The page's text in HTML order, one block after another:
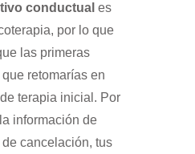
conductual es
por lo que
las primeras
retomarías en
terapia inicial. Por
información de
cancelación, tus